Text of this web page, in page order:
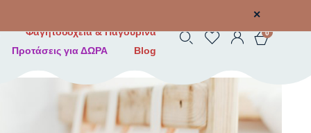
✕
Φαγητοδοχεία & Παγουρίνα
Προτάσεις για ΔΩΡΑ Blog
0